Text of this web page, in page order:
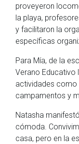
proveyeron
la playa,
y facilitaron la
específicas
Para Mía, de la
Verano Educativo
actividades como
campamentos y
Natasha
cómoda.
casa, pero en la